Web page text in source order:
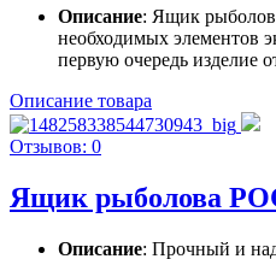
Описание: Ящик
необходимых элементов
первую очередь изделие
Описание товара
Отзывов: 0
Ящик рыболова
Описание: Прочный и